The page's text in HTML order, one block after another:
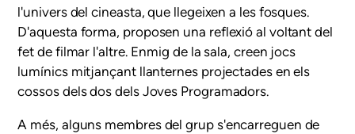
l'univers del cineasta, que llegeixen a les fosques.
D'aquesta forma, proposen una reflexió al voltant del
fet de filmar l'altre. Enmig de la sala, creen jocs
lumínics mitjançant llanternes projectades en els
cossos dels dos dels Joves Programadors.
A més, alguns membres del grup s'encarreguen de